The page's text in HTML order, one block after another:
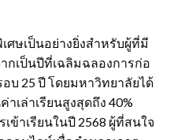
ศษเป็นอย่างยิ่งสำหรับผู้ที่มี
กเป็นปีที่เฉลิมฉลองการก่อ
บ 25 ปี โดยมหาวิทยาลัยได้
ล่าเรียนสูงสุดถึง 40%
ข้าเรียนในปี 2568 ผู้ที่สนใจ